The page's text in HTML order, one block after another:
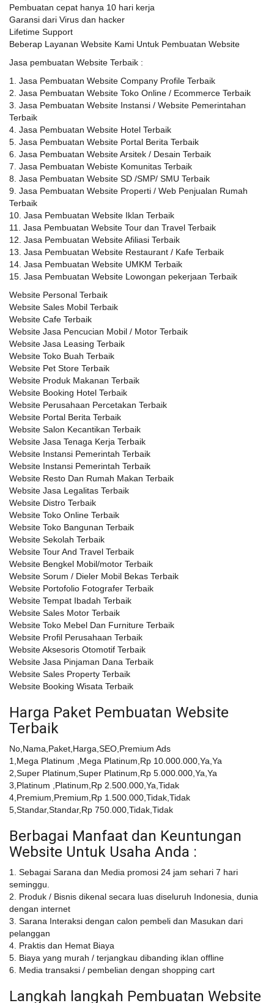
Pembuatan cepat hanya 10 hari kerja
Garansi dari Virus dan hacker
Lifetime Support
Beberap Layanan Website Kami Untuk Pembuatan Website
Jasa pembuatan Website Terbaik :
1. Jasa Pembuatan Website Company Profile Terbaik
2. Jasa Pembuatan Website Toko Online / Ecommerce Terbaik
3. Jasa Pembuatan Website Instansi / Website Pemerintahan
Terbaik
4. Jasa Pembuatan Website Hotel Terbaik
5. Jasa Pembuatan Website Portal Berita Terbaik
6. Jasa Pembuatan Website Arsitek / Desain Terbaik
7. Jasa Pembuatan Webiste Komunitas Terbaik
8. Jasa Pembuatan Website SD /SMP/ SMU Terbaik
9. Jasa Pembuatan Website Properti / Web Penjualan Rumah
Terbaik
10. Jasa Pembuatan Website Iklan Terbaik
11. Jasa Pembuatan Website Tour dan Travel Terbaik
12. Jasa Pembuatan Website Afiliasi Terbaik
13. Jasa Pembuatan Website Restaurant / Kafe Terbaik
14. Jasa Pembuatan Website UMKM Terbaik
15. Jasa Pembuatan Website Lowongan pekerjaan Terbaik
Website Personal Terbaik
Website Sales Mobil Terbaik
Website Cafe Terbaik
Website Jasa Pencucian Mobil / Motor Terbaik
Website Jasa Leasing Terbaik
Website Toko Buah Terbaik
Website Pet Store Terbaik
Website Produk Makanan Terbaik
Website Booking Hotel Terbaik
Website Perusahaan Percetakan Terbaik
Website Portal Berita Terbaik
Website Salon Kecantikan Terbaik
Website Jasa Tenaga Kerja Terbaik
Website Instansi Pemerintah Terbaik
Website Instansi Pemerintah Terbaik
Website Resto Dan Rumah Makan Terbaik
Website Jasa Legalitas Terbaik
Website Distro Terbaik
Website Toko Online Terbaik
Website Toko Bangunan Terbaik
Website Sekolah Terbaik
Website Tour And Travel Terbaik
Website Bengkel Mobil/motor Terbaik
Website Sorum / Dieler Mobil Bekas Terbaik
Website Portofolio Fotografer Terbaik
Website Tempat Ibadah Terbaik
Website Sales Motor Terbaik
Website Toko Mebel Dan Furniture Terbaik
Website Profil Perusahaan Terbaik
Website Aksesoris Otomotif Terbaik
Website Jasa Pinjaman Dana Terbaik
Website Sales Property Terbaik
Website Booking Wisata Terbaik
Harga Paket Pembuatan Website
Terbaik
No,Nama,Paket,Harga,SEO,Premium Ads
1,Mega Platinum ,Mega Platinum,Rp 10.000.000,Ya,Ya
2,Super Platinum,Super Platinum,Rp 5.000.000,Ya,Ya
3,Platinum ,Platinum,Rp 2.500.000,Ya,Tidak
4,Premium,Premium,Rp 1.500.000,Tidak,Tidak
5,Standar,Standar,Rp 750.000,Tidak,Tidak
Berbagai Manfaat dan Keuntungan
Website Untuk Usaha Anda :
1. Sebagai Sarana dan Media promosi 24 jam sehari 7 hari
seminggu.
2. Produk / Bisnis dikenal secara luas diseluruh Indonesia, dunia
dengan internet
3. Sarana Interaksi dengan calon pembeli dan Masukan dari
pelanggan
4. Praktis dan Hemat Biaya
5. Biaya yang murah / terjangkau dibanding iklan offline
6. Media transaksi / pembelian dengan shopping cart
Langkah langkah Pembuatan Website